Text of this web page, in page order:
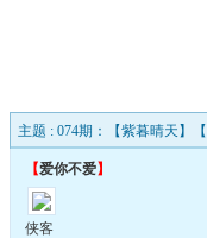
主题 : 074期：【紫暮晴天
【爱你不爱】
侠客